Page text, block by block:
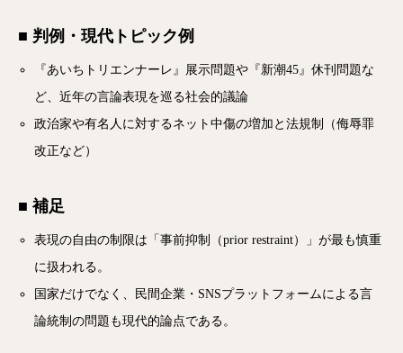
■ 判例・現代トピック例
『あいちトリエンナーレ』展示問題や『新潮45』休刊問題な
ど、近年の言論表現を巡る社会的議論
政治家や有名人に対するネット中傷の増加と法規制（侮辱罪
改正など）
■ 補足
表現の自由の制限は「事前抑制（prior restraint）」が最も慎重
に扱われる。
国家だけでなく、民間企業・SNSプラットフォームによる言
論統制の問題も現代的論点である。